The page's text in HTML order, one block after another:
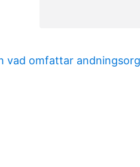
omfattar